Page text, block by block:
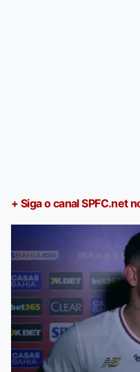
+ Siga o canal SPFC.net